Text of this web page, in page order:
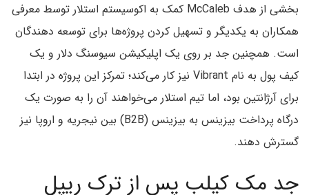
بخشی از هدف McCaleb کمک به اکوسیستم استلار توسط معرفی
همکاران به یکدیگر و تسهیل کردن پروژه‌ها برای توسعه دهندگان
است. همچنین جد بر روی یک اپلیکیشن سیوسنگ دلار و یک
کیف پول به نام Vibrant نیز کار می‌کند؛ تمرکز این پروژه در ابتدا
برای آرژانتین بود، اما تیم استلار می‌خواهند آن را به صورت یک
درگاه پرداخت بیزینس به بیزینس (B2B) بین نیجریه و اروپا نیز
گسترش دهند.
جد مک کیلب پس از ترک ریپل